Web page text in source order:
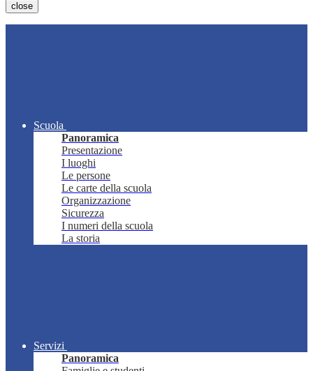
close
Scuola
Panoramica
Presentazione
I luoghi
Le persone
Le carte della scuola
Organizzazione
Sicurezza
I numeri della scuola
La storia
Servizi
Panoramica